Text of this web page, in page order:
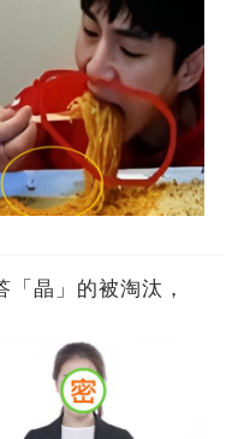
晶」的被淘汰，